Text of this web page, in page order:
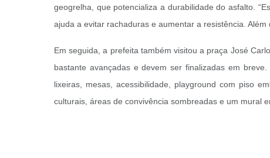
geogrelha, que potencializa a durabilidade do asfalto.
ajuda a evitar rachaduras e aumentar a resistência.
Em seguida, a prefeita também visitou a praça José
bastante avançadas e devem ser finalizadas em
lixeiras, mesas, acessibilidade, playground com piso
culturais, áreas de convivência sombreadas e um mural